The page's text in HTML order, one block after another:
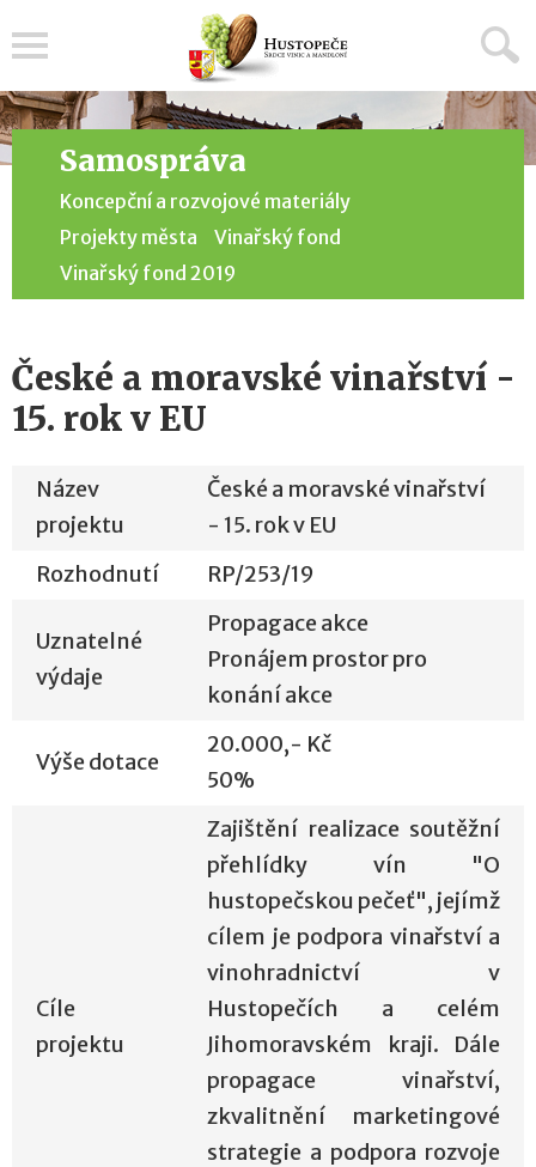
Samospráva
Koncepční a rozvojové materiály
Projekty města
Vinařský fond
Vinařský fond 2019
České a moravské vinařství -
15. rok v EU
Název
projektu
České a moravské vinařství
- 15. rok v EU
Rozhodnutí
RP/253/19
Uznatelné
výdaje
Propagace akce
Pronájem prostor pro
konání akce
Výše dotace
20.000,- Kč
50%
Cíle
projektu
Zajištění realizace soutěžní
přehlídky vín "O
hustopečskou pečeť", jejímž
cílem je podpora vinařství a
vinohradnictví v
Hustopečích a celém
Jihomoravském kraji. Dále
propagace vinařství,
zkvalitnění marketingové
strategie a podpora rozvoje